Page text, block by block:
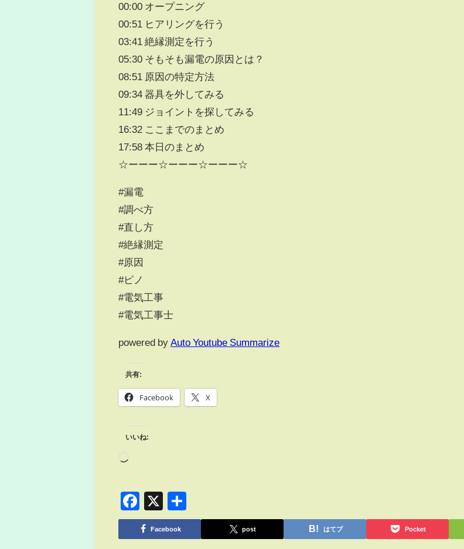
00:00 オープニング
00:51 ヒアリングを行う
03:41 絶縁測定を行う
05:30 そもそも漏電の原因とは？
08:51 原因の特定方法
09:34 器具を外してみる
11:49 ジョイントを探してみる
16:32 ここまでのまとめ
17:58 本日のまとめ
☆ーーー☆ーーー☆ーーー☆
#漏電
#調べ方
#直し方
#絶縁測定
#原因
#ピノ
#電気工事
#電気工事士
powered by Auto Youtube Summarize
共有:
Facebook X
いいね:
Facebook
X
有
Facebook post はてブ Pocket